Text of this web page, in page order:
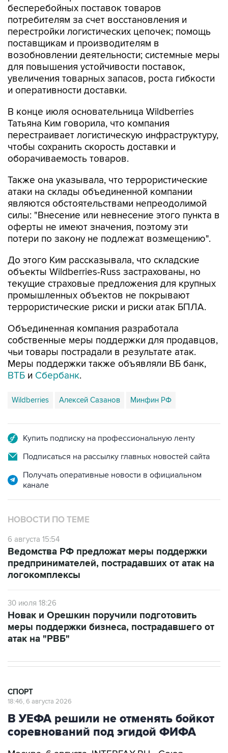
бесперебойных поставок товаров
потребителям за счет восстановления и
перестройки логистических цепочек; помощь
поставщикам и производителям в
возобновлении деятельности; системные меры
для повышения устойчивости поставок,
увеличения товарных запасов, роста гибкости
и оперативности доставки.
В конце июля основательница Wildberries
Татьяна Ким говорила, что компания
перестраивает логистическую инфраструктуру,
чтобы сохранить скорость доставки и
оборачиваемость товаров.
Также она указывала, что террористические
атаки на склады объединенной компании
являются обстоятельствами непреодолимой
силы: "Внесение или невнесение этого пункта в
оферты не имеют значения, поэтому эти
потери по закону не подлежат возмещению".
До этого Ким рассказывала, что складские
объекты Wildberries-Russ застрахованы, но
текущие страховые предложения для крупных
промышленных объектов не покрывают
террористические риски и риски атак БПЛА.
Объединенная компания разработала
собственные меры поддержки для продавцов,
чьи товары пострадали в результате атак.
Меры поддержки также объявляли ВБ банк,
ВТБ и Сбербанк.
Wildberries Алексей Сазанов Минфин РФ
Купить подписку на профессиональную ленту
Подписаться на рассылку главных новостей сайта
Получать оперативные новости в официальном
канале
НОВОСТИ ПО ТЕМЕ
6 августа 15:54
Ведомства РФ предложат меры поддержки
предпринимателей, пострадавших от атак на
логокомплексы
30 июля 18:26
Новак и Орешкин поручили подготовить
меры поддержки бизнеса, пострадавшего от
атак на "РВБ"
СПОРТ
18:46, 6 августа 2026
В УЕФА решили не отменять бойкот
соревнований под эгидой ФИФА